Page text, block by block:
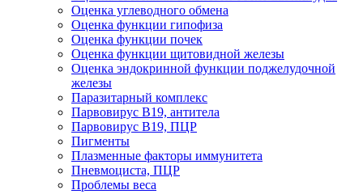
Оценка углеводного обмена
Оценка функции гипофиза
Оценка функции почек
Оценка функции щитовидной железы
Оценка эндокринной функции поджелудочной
железы
Паразитарный комплекс
Парвовирус B19, антитела
Парвовирус В19, ПЦР
Пигменты
Плазменные факторы иммунитета
Пневмоциста, ПЦР
Проблемы веса